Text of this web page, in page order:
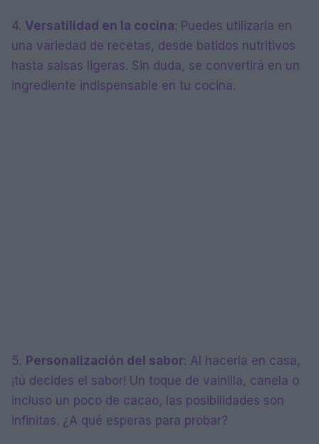
4. Versatilidad en la cocina: Puedes utilizarla en
una variedad de recetas, desde batidos nutritivos
hasta salsas ligeras. Sin duda, se convertirá en un
ingrediente indispensable en tu cocina.
5. Personalización del sabor: Al hacerla en casa,
¡tú decides el sabor! Un toque de vainilla, canela o
incluso un poco de cacao, las posibilidades son
infinitas. ¿A qué esperas para probar?